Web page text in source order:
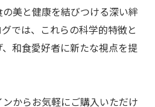
美と健康を結びつける深い絆
では、これらの科学的特徴と
和食愛好者に新たな視点を提
からお気軽にご購入いただけ